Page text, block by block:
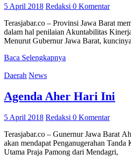
5 April 2018 Redaksi 0 Komentar
Terasjabar.co – Provinsi Jawa Barat
dalam hal penilaian Akuntabilitas
Menurut Gubernur Jawa Barat, kuncinya
Baca Selengkapnya
Daerah News
Agenda Aher Hari Ini
5 April 2018 Redaksi 0 Komentar
Terasjabar.co – Gunernur Jawa Barat
akan mendapat Penganugerahan Tanda
Utama Praja Pamong dari Mendagri,